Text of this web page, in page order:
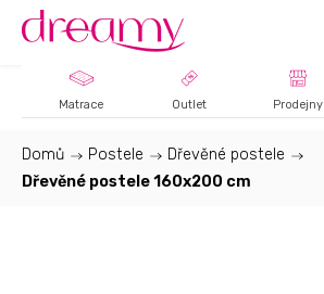
Matrace Outlet Prodejny
Domů / Postele / Dřevěné postele /
Dřevěné postele 160x200 cm